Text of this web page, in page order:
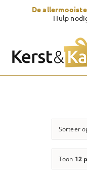
De
Hulp
Zelf
Sorteer
Toon 12